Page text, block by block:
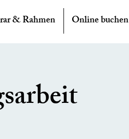
& Rahmen Online buchen